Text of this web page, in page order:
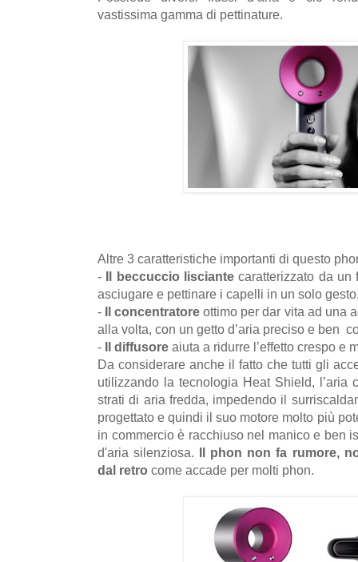
vastissima gamma di pettinature.
Altre 3 caratteristiche importanti di questo
- Il beccuccio lisciante caratterizzato da
asciugare e pettinare i capelli in un solo
- Il concentratoreottimo per dar vita ad una
alla volta, con un getto d’aria preciso e ben
- Il diffusore aiuta a ridurre l’effetto crespo e
Da considerare anche il fatto che tutti gli
utilizzando la tecnologia Heat Shield, l’aria
strati di aria fredda, impedendo il
progettato e quindi il suo motore molto più
in commercio è racchiuso nel manico e ben
d'aria silenziosa. Il phon non fa rumore,
dal retro come accade per molti phon.